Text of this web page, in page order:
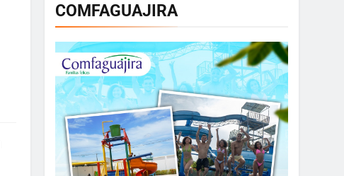
COMFAGUAJIRA